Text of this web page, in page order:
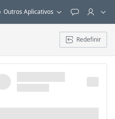
Outros Aplicativos Feedback
Redefinir